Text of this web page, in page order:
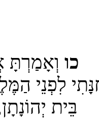
כו וְאָמַרְתָּ
לִפְנֵי
בֵּית